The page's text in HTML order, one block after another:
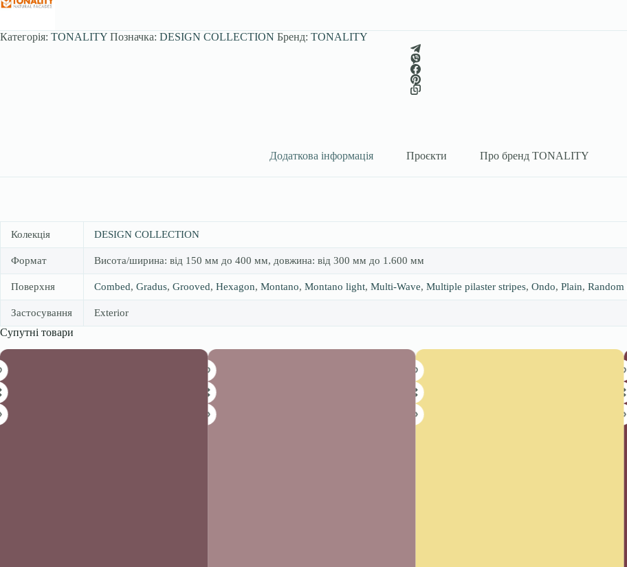
Категорія: TONALITY Позначка: DESIGN COLLECTION Бренд: TONALITY
Додаткова інформація Проєкти Про бренд TONALITY
Колекція DESIGN COLLECTION
Формат Висота/ширина: від 150 мм до 400 мм, довжина: від 300 мм до 1.600 мм
Поверхня Combed, Gradus, Grooved, Hexagon, Montano, Montano light, Multi-Wave, Multiple pilaster stripes, Ondo, Plain, Random
Застосування Exterior
Супутні товари